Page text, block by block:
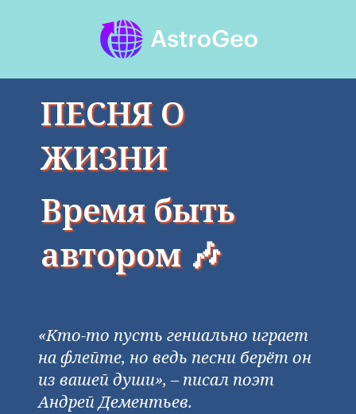
ПЕСНЯ О
ЖИЗНИ
Время быть
автором 🎶
«Кто-то пусть гениально играет
на флейте, но ведь песни берёт он
из вашей души», – писал поэт
Андрей Дементьев.